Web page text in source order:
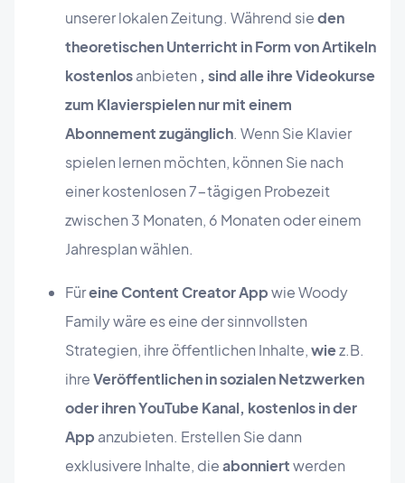
unserer lokalen Zeitung. Während sieden
theoretischen Unterricht in Form von Artikeln
kostenlosanbieten , sind alle ihre Videokurse
zum Klavierspielen nur mit einem
Abonnement zugänglich. Wenn Sie Klavier
spielen lernen möchten, können Sie nach
einer kostenlosen 7-tägigen Probezeit
zwischen 3 Monaten, 6 Monaten oder einem
Jahresplan wählen.
Füreine Content Creator Appwie Woody
Family wäre es eine der sinnvollsten
Strategien, ihre öffentlichen Inhalte,wiez.B.
ihreVeröffentlichen in sozialen Netzwerken
oder ihren YouTube Kanal, kostenlos in der
App anzubieten. Erstellen Sie dann
exklusivere Inhalte, dieabonniertwerden